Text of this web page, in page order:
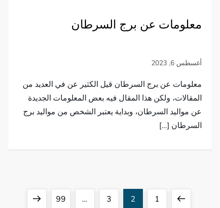
معلومات عن برج السرطان
معلومات عن برج السرطان قيل الكثير عن في العديد من
المقالات، ولكن هذا المقال فيه بعض المعلومات الجديدة
عن مواليد السرطان، وبداية يعتبر الشخص من مواليد برج
السرطان […]
Previous
Page
1
Page
2
Page
3
…
Page
99
Next